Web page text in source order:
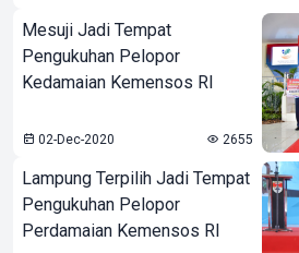
Mesuji Jadi Tempat
Pengukuhan Pelopor
Kedamaian Kemensos RI
02-Dec-2020 2655
Lampung Terpilih Jadi Tempat
Pengukuhan Pelopor
Perdamaian Kemensos RI